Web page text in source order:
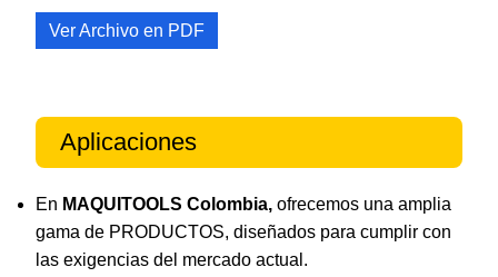
Ver Archivo en PDF
Aplicaciones
En MAQUITOOLS Colombia, ofrecemos una amplia
gama de PRODUCTOS, diseñados para cumplir con
las exigencias del mercado actual.